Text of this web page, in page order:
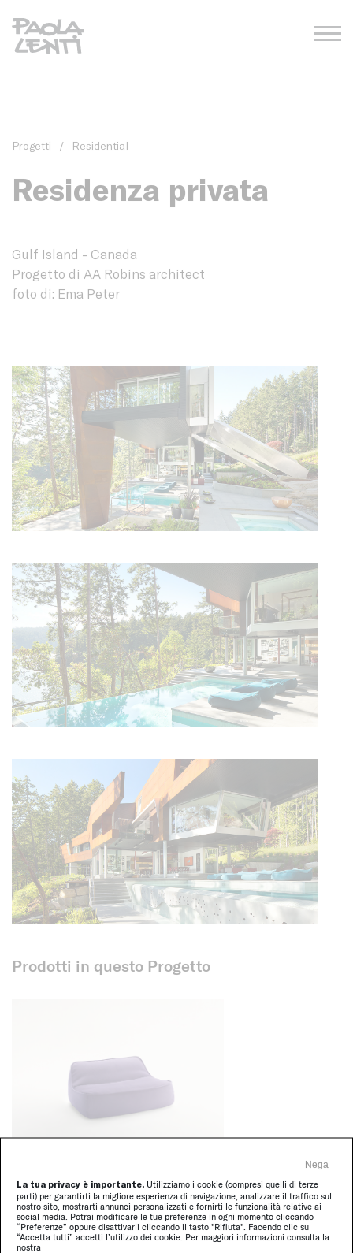
La tua privacy è importante. Utilizziamo i cookie (compresi quelli di terze
parti) per garantirti la migliore esperienza di navigazione, analizzare il traffico sul
nostro sito, mostrarti annunci personalizzati e fornirti le funzionalità relative ai
social media. Potrai modificare le tue preferenze in ogni momento cliccando
“Preferenze” oppure disattivarli cliccando il tasto "Rifiuta". Facendo clic su
“Accetta tutti” accetti l’utilizzo dei cookie. Per maggiori informazioni consulta la
nostra
Nega
Progetti / Residential
Residenza privata
Gulf Island - Canada
Progetto di AA Robins architect
foto di: Ema Peter
Prodotti in questo Progetto